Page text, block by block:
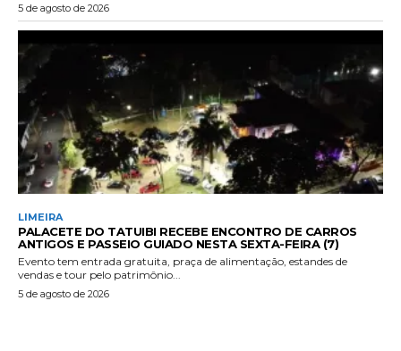
5 de agosto de 2026
LIMEIRA
PALACETE DO TATUIBI RECEBE ENCONTRO DE CARROS
ANTIGOS E PASSEIO GUIADO NESTA SEXTA-FEIRA (7)
Evento tem entrada gratuita, praça de alimentação, estandes de
vendas e tour pelo patrimônio...
5 de agosto de 2026